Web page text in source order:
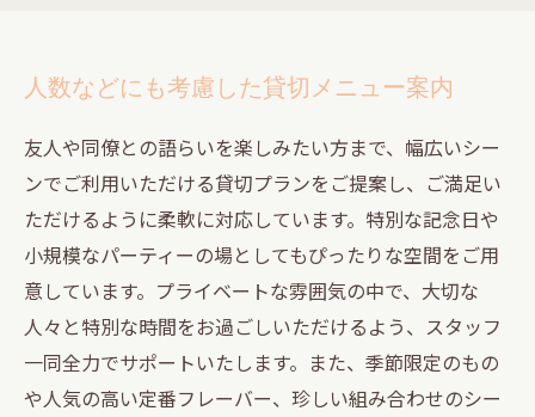
人数などにも考慮した貸切メニュー案内
友人や同僚との語らいを楽しみたい方まで、幅広いシー
ンでご利用いただける貸切プランをご提案し、ご満足い
ただけるように柔軟に対応しています。特別な記念日や
小規模なパーティーの場としてもぴったりな空間をご用
意しています。プライベートな雰囲気の中で、大切な
人々と特別な時間をお過ごしいただけるよう、スタッフ
一同全力でサポートいたします。また、季節限定のもの
や人気の高い定番フレーバー、珍しい組み合わせのシー